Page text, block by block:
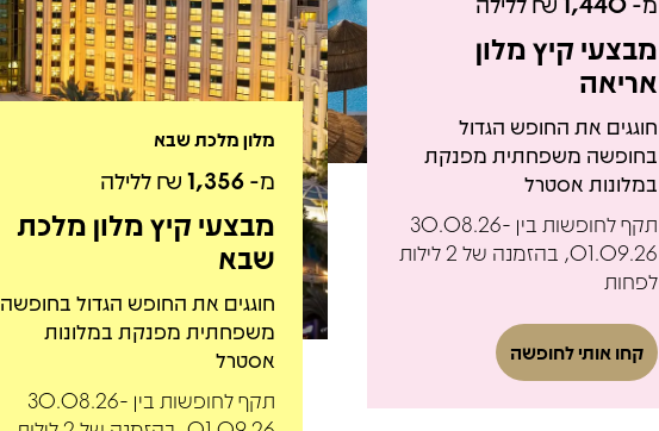
מבצעי קיץ מלון
אריאה
חוגגים את החופש הגדול
בחופשה משפחתית מפנקת
במלונות אסטרל
תקף לחופשות בין 30.08.26-
01.09.26, בהזמנה של 2 לילות
לפחות
קחו אותי לחופשה
מלון מלכת שבא
מ-1,356₪ ללילה
מבצעי קיץ מלון מלכת
שבא
חוגגים את החופש הגדול בחופשה
משפחתית מפנקת במלונות
אסטרל
תקף לחופשות בין 30.08.26-